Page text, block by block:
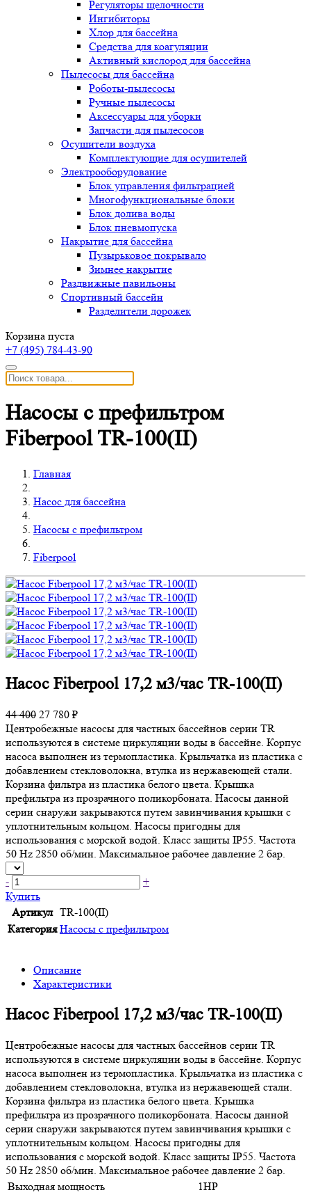
Регуляторы щелочности
Ингибиторы
Хлор для бассейна
Средства для коагуляции
Активный кислород для бассейна
Пылесосы для бассейна
Роботы-пылесосы
Ручные пылесосы
Аксессуары для уборки
Запчасти для пылесосов
Осушители воздуха
Комплектующие для осушителей
Электрооборудование
Блок управления фильтрацией
Многофункциональные блоки
Блок долива воды
Блок пневмопуска
Накрытие для бассейна
Пузырьковое покрывало
Зимнее накрытие
Раздвижные павильоны
Спортивный бассейн
Разделители дорожек
Корзина пуста
+7 (495) 784-43-90
Насосы с префильтром
Fiberpool TR-100(II)
Главная
Насос для бассейна
Насосы с префильтром
Fiberpool
Насос Fiberpool 17,2 м3/час TR-100(II)
44 400 27 780 ₽
Центробежные насосы для частных бассейнов серии TR
используются в системе циркуляции воды в бассейне. Корпус
насоса выполнен из термопластика. Крыльчатка из пластика с
добавлением стекловолокна, втулка из нержавеющей стали.
Корзина фильтра из пластика белого цвета. Крышка
префильтра из прозрачного поликорбоната. Насосы данной
серии снаружи закрываются путем завинчивания крышки с
уплотнительным кольцом. Насосы пригодны для
использования с морской водой. Класс защиты IP55. Частота
50 Hz 2850 об/мин. Максимальное рабочее давление 2 бар.
-
+
Купить
Артикул TR-100(II)
Категория Насосы с префильтром
Описание
Характеристики
Насос Fiberpool 17,2 м3/час TR-100(II)
Центробежные насосы для частных бассейнов серии TR
используются в системе циркуляции воды в бассейне. Корпус
насоса выполнен из термопластика. Крыльчатка из пластика с
добавлением стекловолокна, втулка из нержавеющей стали.
Корзина фильтра из пластика белого цвета. Крышка
префильтра из прозрачного поликорбоната. Насосы данной
серии снаружи закрываются путем завинчивания крышки с
уплотнительным кольцом. Насосы пригодны для
использования с морской водой. Класс защиты IP55. Частота
50 Hz 2850 об/мин. Максимальное рабочее давление 2 бар.
Выходная мощность
1HP